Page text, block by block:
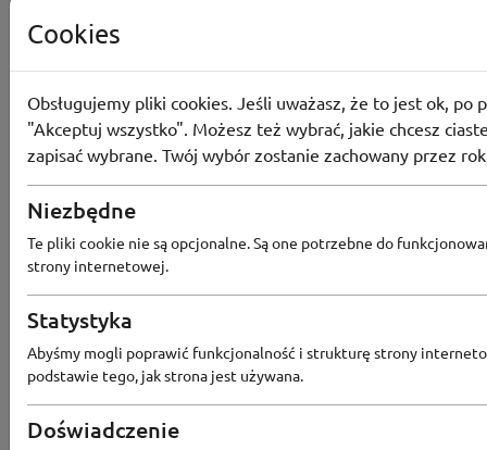
Popularne sklepy
Cookies
Obsługujemy pliki cookies. Jeśli uważasz, że to jest ok, po
"Akceptuj wszystko". Możesz też wybrać, jakie chcesz
zapisać wybrane. Twój wybór zostanie zachowany przez
Niezbędne
Te pliki cookie nie są opcjonalne. Są one potrzebne do
strony internetowej.
Statystyka
Abyśmy mogli poprawić funkcjonalność i strukturę strony
podstawie tego, jak strona jest używana.
Doświadczenie